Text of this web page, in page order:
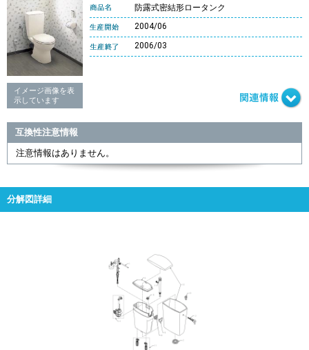
イメージ画像を表
示しています
防露式密結形ロータンク
2004/06
2006/03
互換性注意情報
注意情報はありません。
分解図詳細